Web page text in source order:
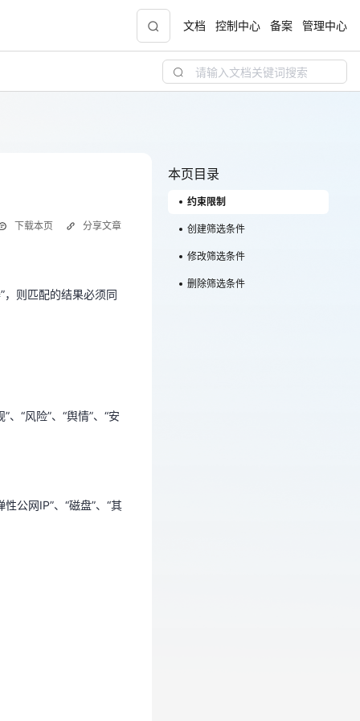
国家云助力中小企业腾飞，高额上云补贴重磅
文档 控制中心 备案 管理中心
下载本页
，则匹配的结果必须同
公网IP”、“磁盘”、“其
分享文章
，则匹配的结果必须同
“风险”、“舆情”、“安
公网IP”、“磁盘”、“其
本页目录
约束限制
创建筛选条件
修改筛选条件
删除筛选条件